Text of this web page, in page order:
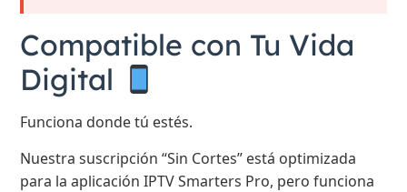
Compatible con Tu Vida
Digital
Funciona donde tú estés.
Nuestra suscripción “Sin Cortes” está optimizada
para la aplicación IPTV Smarters Pro, pero funciona